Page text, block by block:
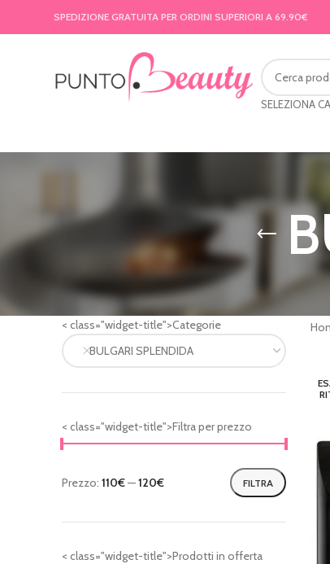
SPEDIZIONE GRATUITA PER ORDINI SUPERIORI A 69.90€
SELEZIONA
< class="widget-title">Categorie
BULGARI SPLENDIDA
< class="widget-title">Filtra per prezzo
FILTRA
Prezzo: 110€—120€
< class="widget-title">Prodotti in offerta